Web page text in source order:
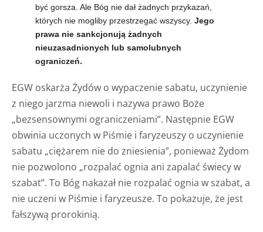
być gorsza. Ale Bóg nie dał żadnych przykazań,
których nie mogliby przestrzegać wszyscy. Jego
prawa nie sankcjonują żadnych
nieuzasadnionych lub samolubnych
ograniczeń.
EGW oskarża Żydów o wypaczenie sabatu, uczynienie
z niego jarzma niewoli i nazywa prawo Boże
„bezsensownymi ograniczeniami”. Następnie EGW
obwinia uczonych w Piśmie i faryzeuszy o uczynienie
sabatu „ciężarem nie do zniesienia”, ponieważ Żydom
nie pozwolono „rozpalać ognia ani zapalać świecy w
szabat”. To Bóg nakazał nie rozpalać ognia w szabat, a
nie uczeni w Piśmie i faryzeusze. To pokazuje, że jest
fałszywą prorokinią.